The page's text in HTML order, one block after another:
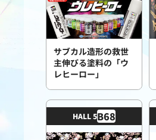
サブカル造形の救世
主伸びる塗料の「ウ
レヒーロー」
HALL 5B68